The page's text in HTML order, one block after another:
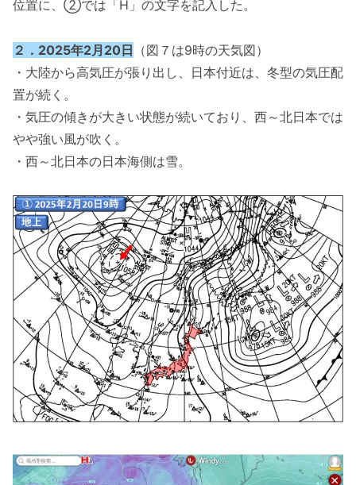
位置に、②では「H」の文字を記入した。
２．2025年2月20日 （図７は9時の天気図）
・大陸から高気圧が張り出し、日本付近は、冬型の気圧配
置が続く。
・気圧の傾きが大きい状態が続いており、西～北日本では
やや強い風が吹く。
・西～北日本の日本海側は雪。